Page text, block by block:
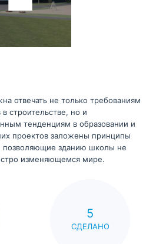
отвечать не только требованиям
строительстве, но и
тенденциям в образовании и
проектов заложены принципы
позволяющие зданию школы не
изменяющемся мире.
5
СДЕЛАНО